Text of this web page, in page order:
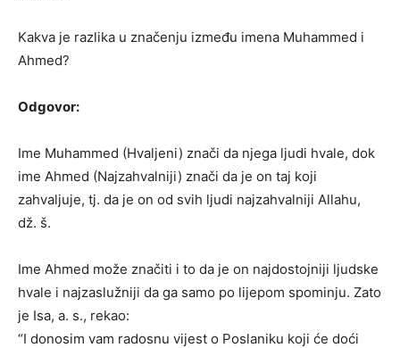
Kakva je razlika u značenju između imena Muhammed i
Ahmed?
Odgovor:
Ime Muhammed (Hvaljeni) znači da njega ljudi hvale, dok
ime Ahmed (Najzahvalniji) znači da je on taj koji
zahvaljuje, tj. da je on od svih ljudi najzahvalniji Allahu,
dž. š.
Ime Ahmed može značiti i to da je on najdostojniji ljudske
hvale i najzaslužniji da ga samo po lijepom spominju. Zato
je Isa, a. s., rekao:
“I donosim vam radosnu vijest o Poslaniku koji će doći